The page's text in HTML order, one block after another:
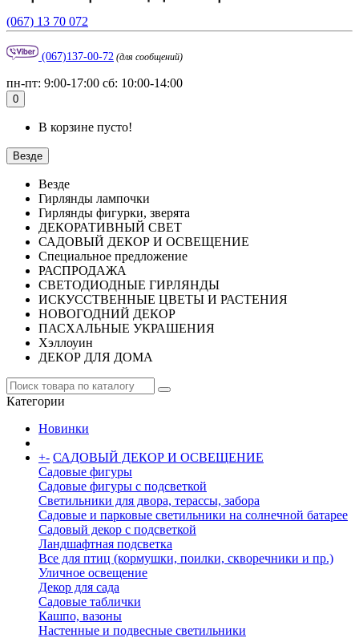
(067) 13 70 072
(067)137-00-72 (для сообщений)
пн-пт: 9:00-17:00 сб: 10:00-14:00
0
В корзине пусто!
Везде
Везде
Гирлянды лампочки
Гирлянды фигурки, зверята
ДЕКОРАТИВНЫЙ СВЕТ
САДОВЫЙ ДЕКОР И ОСВЕЩЕНИЕ
Специальное предложение
РАСПРОДАЖА
СВЕТОДИОДНЫЕ ГИРЛЯНДЫ
ИСКУССТВЕННЫЕ ЦВЕТЫ И РАСТЕНИЯ
НОВОГОДНИЙ ДЕКОР
ПАСХАЛЬНЫЕ УКРАШЕНИЯ
Хэллоуин
ДЕКОР ДЛЯ ДОМА
Категории
Новинки
+- САДОВЫЙ ДЕКОР И ОСВЕЩЕНИЕ
Садовые фигуры
Садовые фигуры с подсветкой
Светильники для двора, терассы, забора
Садовые и парковые светильники на солнечной батарее
Садовый декор с подсветкой
Ландшафтная подсветка
Все для птиц (кормушки, поилки, скворечники и пр.)
Уличное освещение
Декор для сада
Садовые таблички
Кашпо, вазоны
Настенные и подвесные светильники